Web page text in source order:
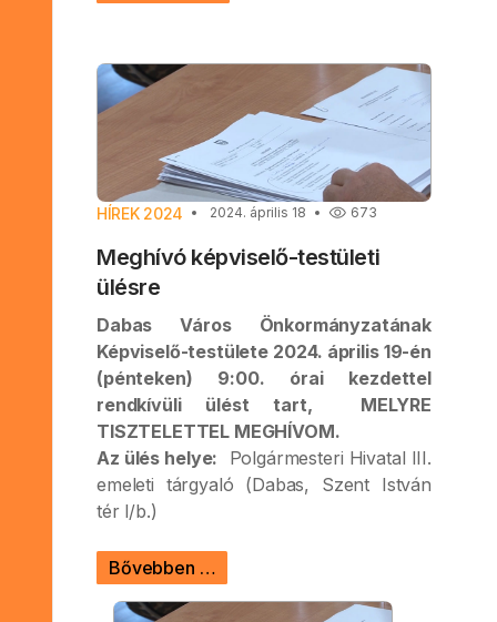
HÍREK 2024 2024. április 18 673
Meghívó képviselő-testületi
ülésre
Dabas Város Önkormányzatának
Képviselő-testülete 2024. április 19-én
(pénteken) 9:00. órai kezdettel
rendkívüli ülést tart, MELYRE
TISZTELETTEL MEGHÍVOM.
Az ülés helye: Polgármesteri Hivatal III.
emeleti tárgyaló (Dabas, Szent István
tér l/b.)
Bővebben …